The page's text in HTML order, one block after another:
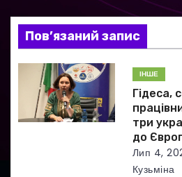
я
з
и
Пов’язаний запис
ІНШЕ
Гідеса,
три
до
Лип 4,
Кузьміна